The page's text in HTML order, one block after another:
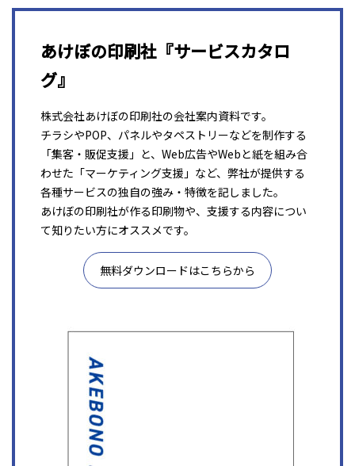
あけぼの印刷社『サービスカタロ
グ』
株式会社あけぼの印刷社の会社案内資料です。
チラシやPOP、パネルやタペストリーなどを制作する
「集客・販促支援」と、Web広告やWebと紙を組み合
わせた「マーケティング支援」など、弊社が提供する
各種サービスの独自の強み・特徴を記しました。
あけぼの印刷社が作る印刷物や、支援する内容につい
て知りたい方にオススメです。
無料ダウンロードはこちらから